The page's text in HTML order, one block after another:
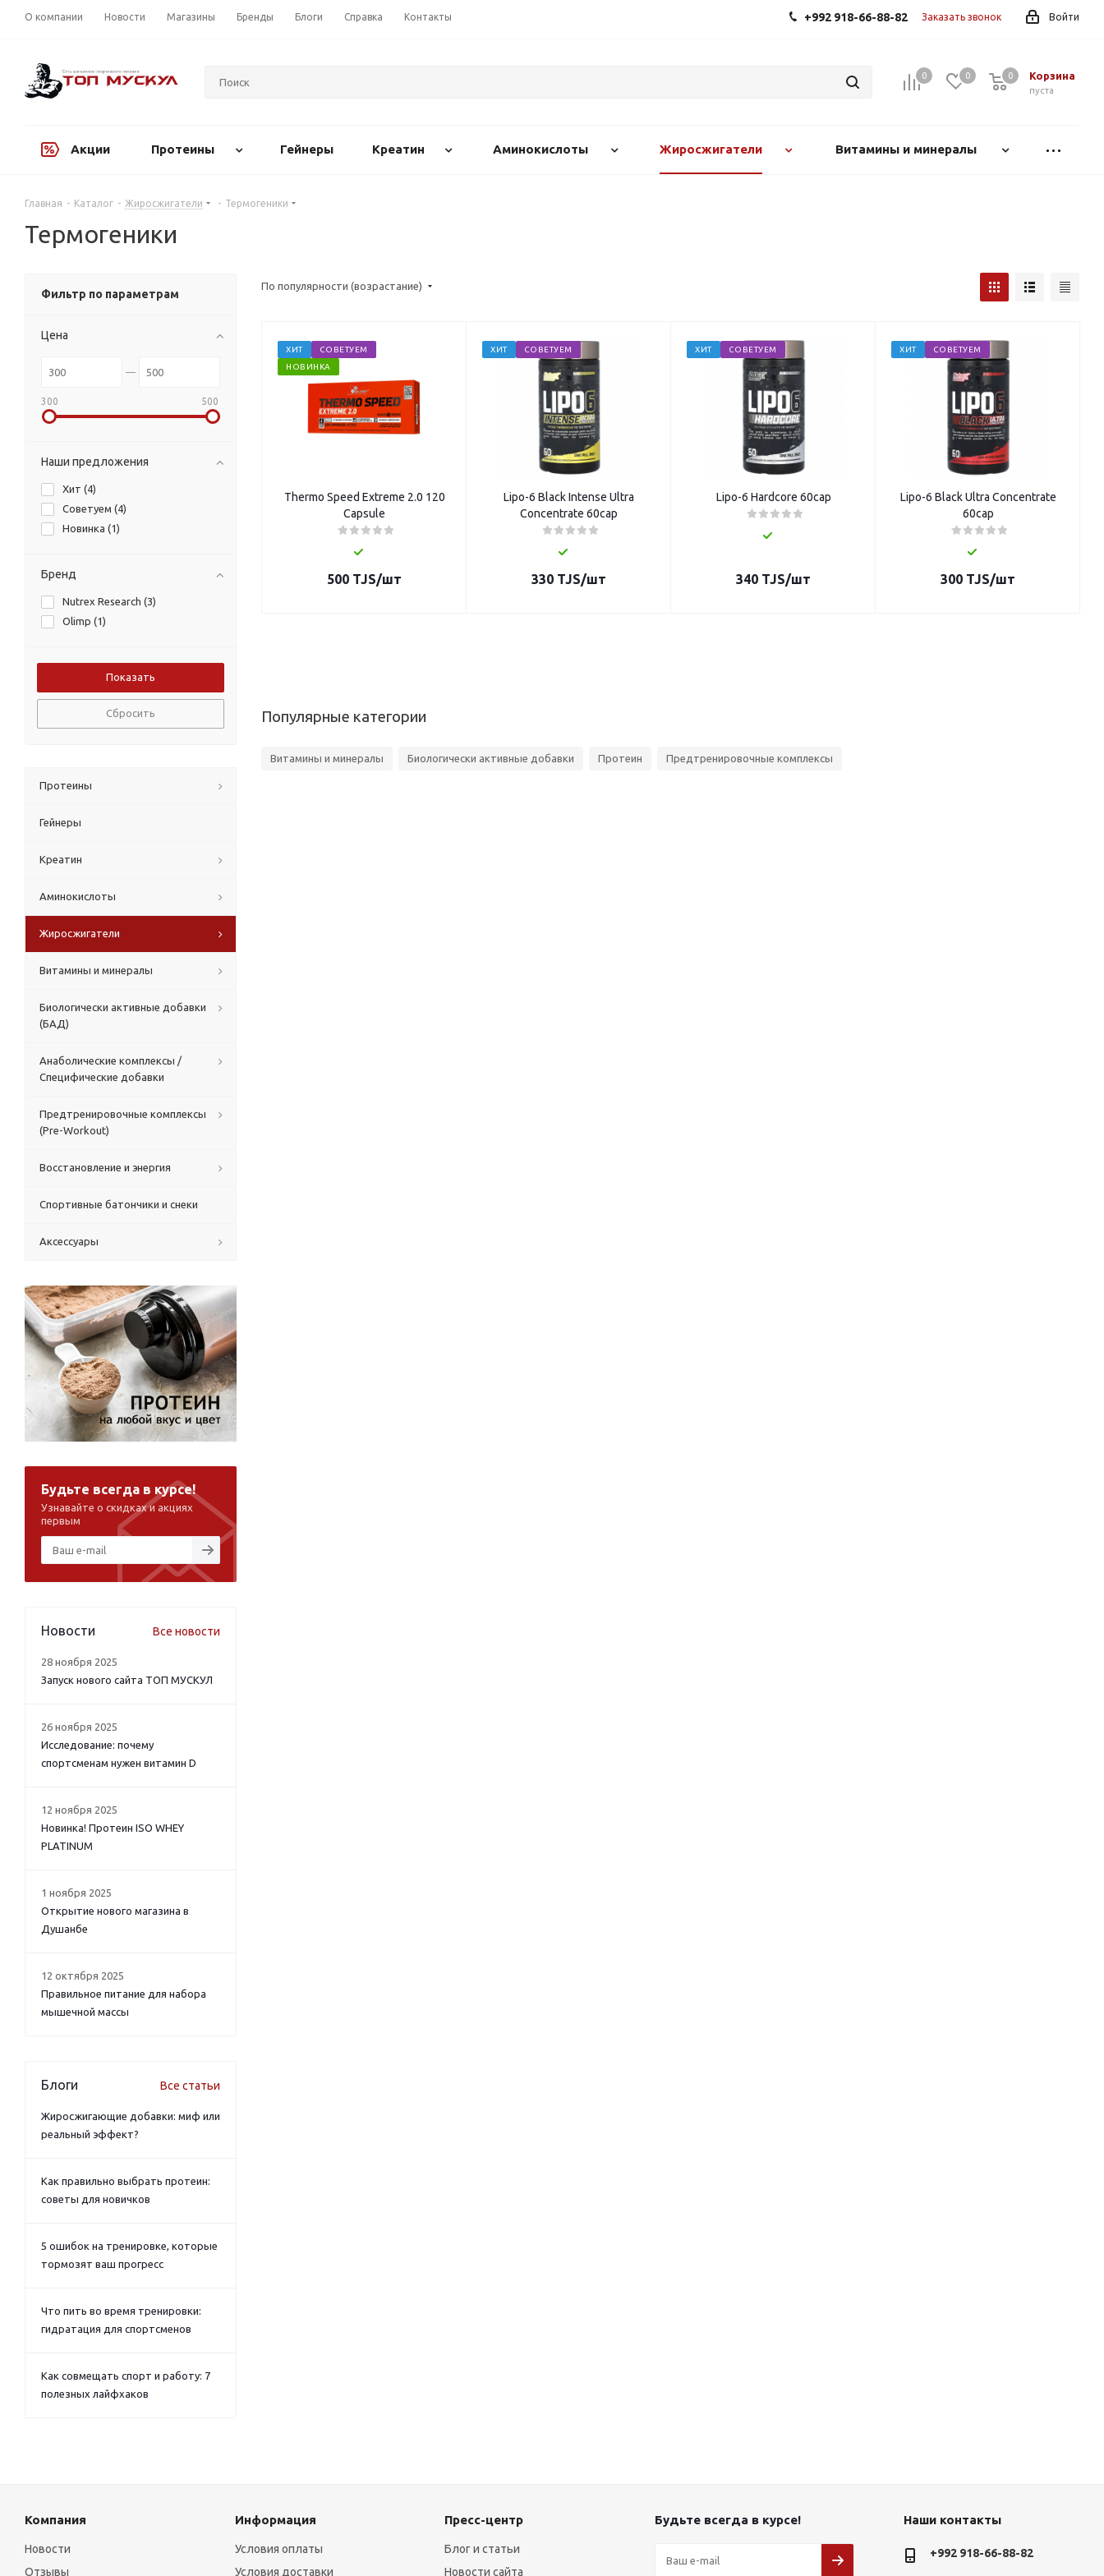
О компании Новости Магазины Бренды Блоги Справка Контакты Войти
+992 918-66-88-82 Заказать звонок
0 0 Корзина
0
пуста
0
Акции Протеины Гейнеры Креатин Аминокислоты Жиросжигатели Витамины и минералы
Главная - Каталог - Жиросжигатели - Термогеники
Термогеники
По популярности (возрастание)
ХИТ
СОВЕТУЕМ
НОВИНКА
Thermo Speed Extreme 2.0 120
Capsule
500 TJS/шт
ХИТ СОВЕТУЕМ
Lipo-6 Black Intense Ultra
Concentrate 60cap
330 TJS/шт
ХИТ СОВЕТУЕМ
Lipo-6 Hardcore 60cap
340 TJS/шт
ХИТ СОВЕТУЕМ
Lipo-6 Black Ultra Concentrate
60cap
300 TJS/шт
Популярные категории
Витамины и минералы Биологически активные добавки Протеин Предтренировочные комплексы
Фильтр по параметрам
Цена
300 500
Наши предложения
Хит (4)
Советуем (4)
Новинка (1)
Бренд
Nutrex Research (3)
Olimp (1)
Сбросить
Протеины
Гейнеры
Креатин
Аминокислоты
Жиросжигатели
Витамины и минералы
Биологически активные добавки
(БАД)
Анаболические комплексы /
Специфические добавки
Предтренировочные комплексы
(Pre-Workout)
Восстановление и энергия
Спортивные батончики и снеки
Аксессуары
Будьте всегда в курсе!
Узнавайте о скидках и акциях
первым
Новости Все новости
28 ноября 2025
Запуск нового сайта ТОП МУСКУЛ
26 ноября 2025
Исследование: почему
спортсменам нужен витамин D
12 ноября 2025
Новинка! Протеин ISO WHEY
PLATINUM
1 ноября 2025
Открытие нового магазина в
Душанбе
12 октября 2025
Правильное питание для набора
мышечной массы
Блоги Все статьи
Жиросжигающие добавки: миф или
реальный эффект?
Как правильно выбрать протеин:
советы для новичков
5 ошибок на тренировке, которые
тормозят ваш прогресс
Что пить во время тренировки:
гидратация для спортсменов
Как совмещать спорт и работу: 7
полезных лайфхаков
Компания
Новости
Отзывы
Информация
Условия оплаты
Условия доставки
Пресс-центр
Блог и статьи
Новости сайта
Будьте всегда в курсе! Наши контакты
+992 918-66-88-82